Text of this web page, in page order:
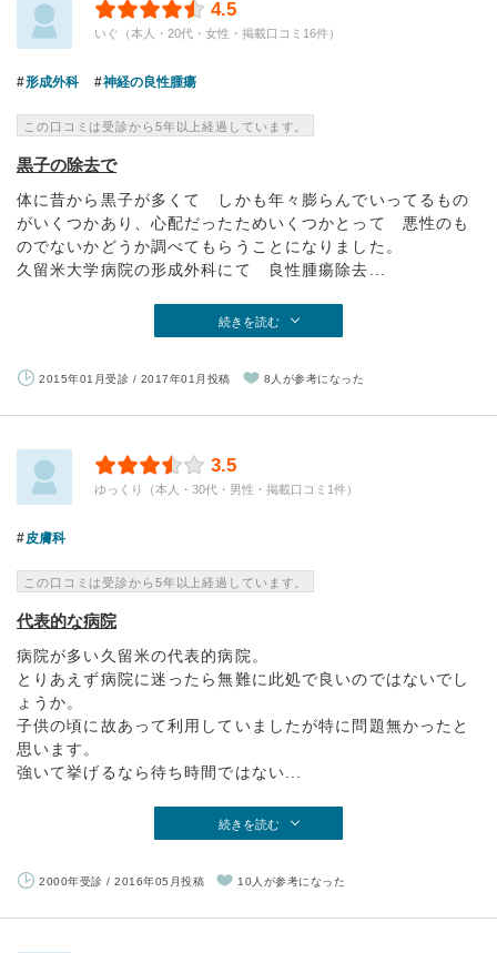
4.5
いぐ（本人・20代・女性・掲載口コミ16件）
形成外科 神経の良性腫瘍
この口コミは受診から5年以上経過しています。
黒子の除去で
体に昔から黒子が多くて しかも年々膨らんでいってるもの
がいくつかあり、心配だったためいくつかとって 悪性のも
のでないかどうか調べてもらうことになりました。
久留米大学病院の形成外科にて 良性腫瘍除去...
続きを読む
2015年01月受診 / 2017年01月投稿 8人が参考になった
3.5
ゆっくり（本人・30代・男性・掲載口コミ1件）
皮膚科
この口コミは受診から5年以上経過しています。
代表的な病院
病院が多い久留米の代表的病院。
とりあえず病院に迷ったら無難に此処で良いのではないでし
ょうか。
子供の頃に故あって利用していましたが特に問題無かったと
思います。
強いて挙げるなら待ち時間ではない...
続きを読む
2000年受診 / 2016年05月投稿 10人が参考になった